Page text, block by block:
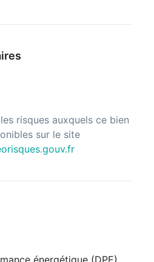
risques auxquels ce bien
sur le site